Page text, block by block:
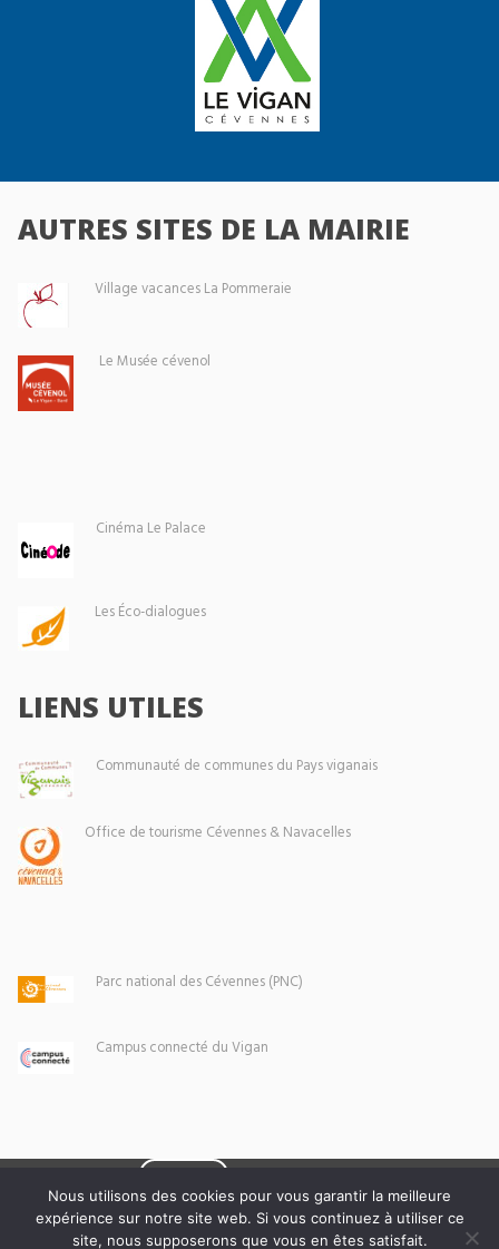
AUTRES SITES DE LA MAIRIE
Village vacances La Pommeraie
Le Musée cévenol
Cinéma Le Palace
Les Éco-dialogues
LIENS UTILES
Communauté de communes du Pays viganais
Office de tourisme Cévennes & Navacelles
Parc national des Cévennes (PNC)
Campus connecté du Vigan
Mentions légales
Nous utilisons des cookies pour vous garantir la meilleure
expérience sur notre site web. Si vous continuez à utiliser ce
site, nous supposerons que vous en êtes satisfait.